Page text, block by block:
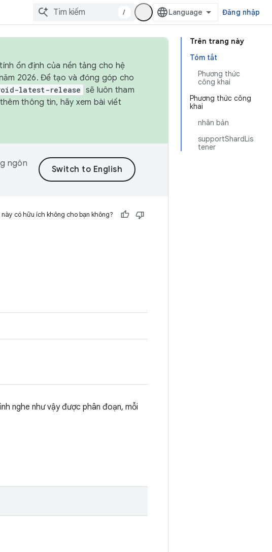
/ Đăng nhập
Trên trang này
Tóm tắt
Phương thức
công khai
Phương thức công
khai
nhân bản
supportShardLis
tener
ổn định của nền tảng cho hệ
2026. Để tạo và đóng góp cho
latest-release sẽ luôn tham
thông tin, hãy xem bài viết
ngôn
có hữu ích không cho bạn không?
nghe như vậy được phân đoạn, mỗi